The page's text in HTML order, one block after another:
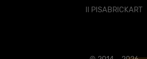
Il PISABRICKART